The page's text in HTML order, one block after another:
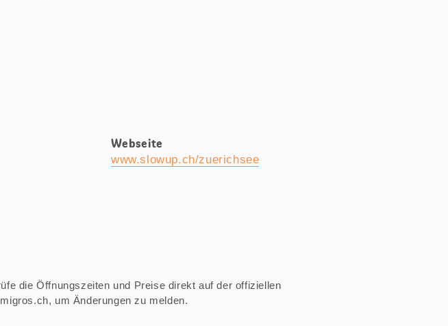
Webseite
www.slowup.ch/zuerichsee
die Öffnungszeiten und Preise direkt auf der offiziellen
um Änderungen zu melden.